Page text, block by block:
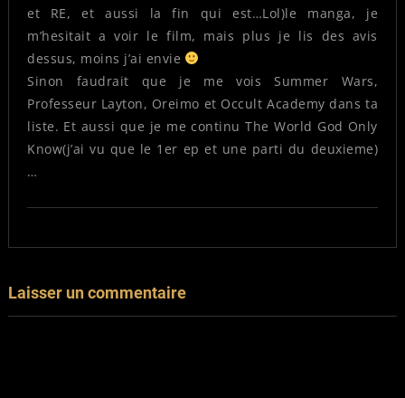
et RE, et aussi la fin qui est…Lol)le manga, je
m’hesitait a voir le film, mais plus je lis des avis
dessus, moins j’ai envie
Sinon faudrait que je me vois Summer Wars,
Professeur Layton, Oreimo et Occult Academy dans ta
liste. Et aussi que je me continu The World God Only
Know(j’ai vu que le 1er ep et une parti du deuxieme)
…
Laisser un commentaire